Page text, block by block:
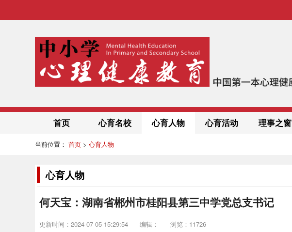
首页 心育名校 心育人物 心育活动 理事之窗
当前位置： 首页 > 心育人物
心育人物
何天宝：湖南省郴州市桂阳县第三中学党总支书记
更新时间：2024-07-05 15:29:54 编辑： 浏览：11726